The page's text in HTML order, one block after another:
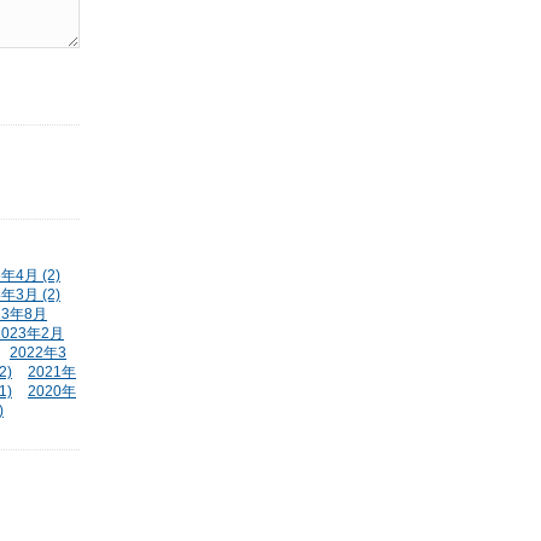
4月 (2)
3月 (2)
年8月
年2月
2022年3
2021年
2020年